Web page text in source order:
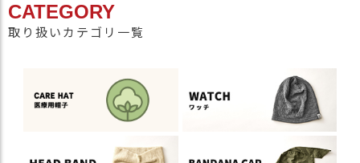
CATEGORY
取り扱いカテゴリ一覧